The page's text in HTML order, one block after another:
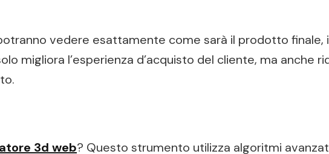
vedere esattamente come sarà il prodotto finale,
migliora l’esperienza d’acquisto del cliente, ma anche
3d web? Questo strumento utilizza algoritmi